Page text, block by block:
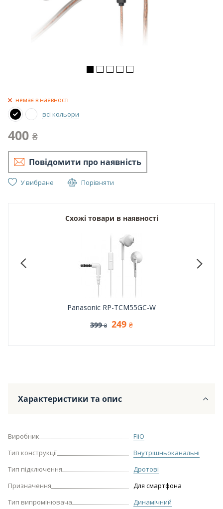
немає в наявності
всі кольори
400 ₴
Повідомити про наявність
У вибране Порівняти
Схожі товари в наявності
Panasonic RP-TCM55GC-W
399 ₴ 249 ₴
Характеристики та опис
Виробник
FiiO
Тип конструкції
Внутрішньоканальні
Тип підключення
Дротові
Призначення
Для смартфона
Тип випромінювача
Динамічний